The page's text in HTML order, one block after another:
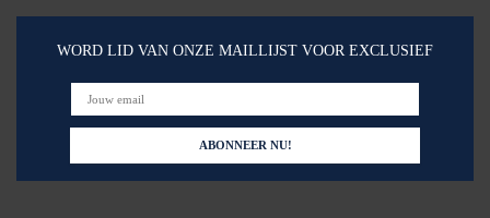
WORD LID VAN ONZE MAILLIJST VOOR EXCLUSIEF